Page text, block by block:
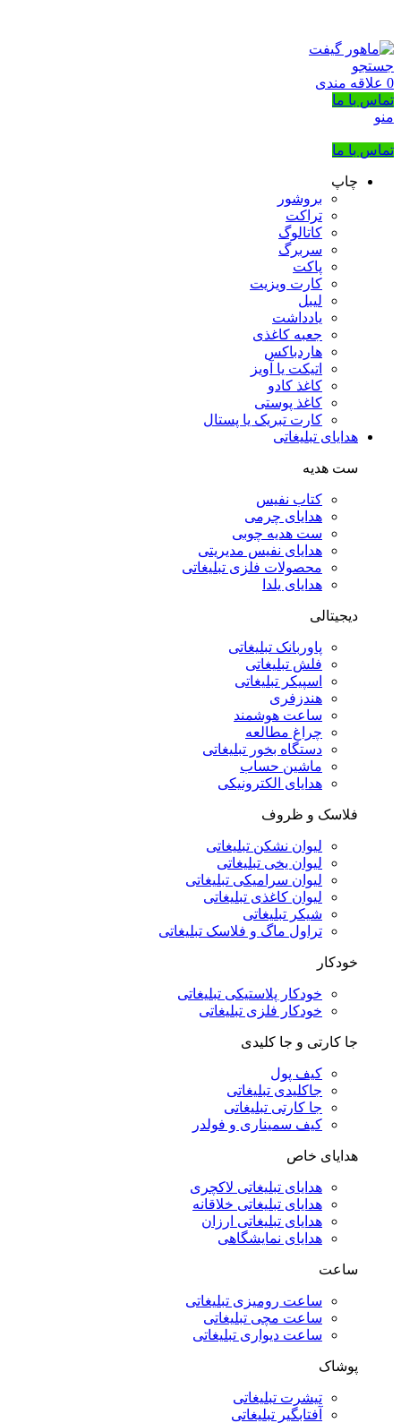
جستجو
0 علاقه مندی
تماس با ما
منو
تماس با ما
چاپ
بروشور
تراکت
کاتالوگ
سربرگ
پاکت
کارت ویزیت
لیبل
یادداشت
جعبه کاغذی
هاردباکس
اتیکت یا آویز
کاغذ کادو
کاغذ پوستی
کارت تبریک یا پستال
هدایای تبلیغاتی
ست هدیه
کتاب نفیس
هدایای چرمی
ست هدیه چوبی
هدایای نفیس مدیریتی
محصولات فلزی تبلیغاتی
هدایای یلدا
دیجیتالی
پاوربانک تبلیغاتی
فلش تبلیغاتی
اسپیکر تبلیغاتی
هندزفری
ساعت هوشمند
چراغ مطالعه
دستگاه بخور تبلیغاتی
ماشین حساب
هدایای الکترونیکی
فلاسک و ظروف
لیوان نشکن تبلیغاتی
لیوان یخی تبلیغاتی
لیوان سرامیکی تبلیغاتی
لیوان کاغذی تبلیغاتی
شیکر تبلیغاتی
تراول ماگ و فلاسک تبلیغاتی
خودکار
خودکار پلاستیکی تبلیغاتی
خودکار فلزی تبلیغاتی
جا کارتی و جا کلیدی
کیف پول
جاکلیدی تبلیغاتی
جا کارتی تبلیغاتی
کیف سمیناری و فولدر
هدایای خاص
هدایای تبلیغاتی لاکچری
هدایای تبلیغاتی خلاقانه
هدایای تبلیغاتی ارزان
هدایای نمایشگاهی
ساعت
ساعت رومیزی تبلیغاتی
ساعت مچی تبلیغاتی
ساعت دیواری تبلیغاتی
پوشاک
تیشرت تبلیغاتی
آفتابگیر تبلیغاتی